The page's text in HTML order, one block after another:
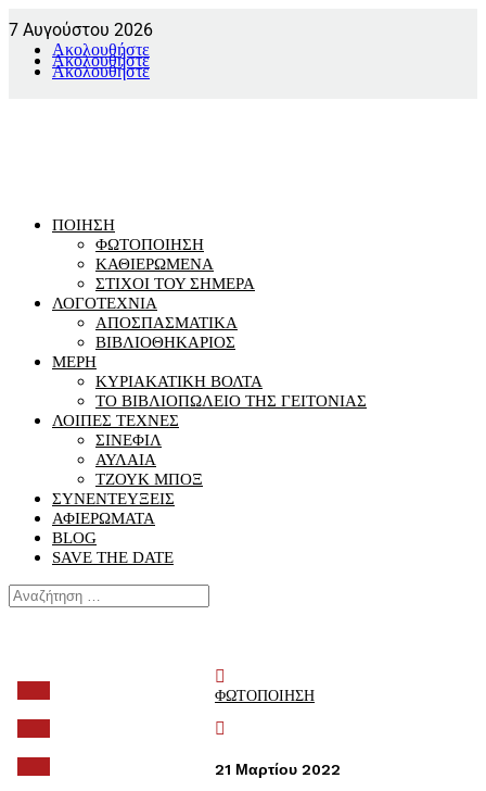
7 Αυγούστου 2026
Ακολουθήστε
Ακολουθήστε
Ακολουθήστε
ΠΟΙΗΣΗ
ΦΩΤΟΠΟΙΗΣΗ
ΚΑΘΙΕΡΩΜΕΝΑ
ΣΤΙΧΟΙ ΤΟΥ ΣΗΜΕΡΑ
ΛΟΓΟΤΕΧΝΙΑ
ΑΠΟΣΠΑΣΜΑΤΙΚΑ
ΒΙΒΛΙΟΘΗΚΑΡΙΟΣ
ΜΕΡΗ
ΚΥΡΙΑΚΑΤΙΚΗ ΒΟΛΤΑ
ΤΟ ΒΙΒΛΙΟΠΩΛΕΙΟ ΤΗΣ ΓΕΙΤΟΝΙΑΣ
ΛΟΙΠΕΣ ΤΕΧΝΕΣ
ΣΙΝΕΦΙΛ
ΑΥΛΑΙΑ
ΤΖΟΥΚ ΜΠΟΞ
ΣΥΝΕΝΤΕΥΞΕΙΣ
ΑΦΙΕΡΩΜΑΤΑ
BLOG
SAVE THE DATE

ΦΩΤΟΠΟΙΗΣΗ

21 Μαρτίου 2022